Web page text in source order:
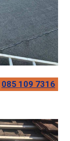
085 109 7316